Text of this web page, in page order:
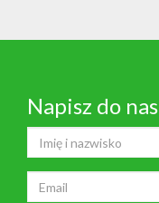
Napisz do nas